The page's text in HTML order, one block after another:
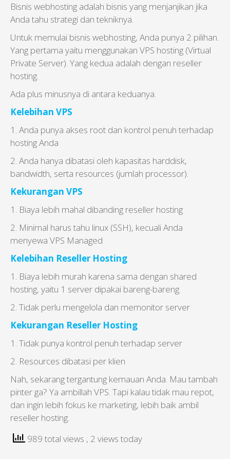
Bisnis webhosting adalah bisnis yang menjanjikan jika
Anda tahu strategi dan tekniknya.
Untuk memulai bisnis webhosting, Anda punya 2 pilihan.
Yang pertama yaitu menggunakan VPS hosting (Virtual
Private Server). Yang kedua adalah dengan reseller
hosting.
Ada plus minusnya di antara keduanya.
Kelebihan VPS
1. Anda punya akses root dan kontrol penuh terhadap
hosting Anda
2. Anda hanya dibatasi oleh kapasitas harddisk,
bandwidth, serta resources (jumlah processor).
Kekurangan VPS
1. Biaya lebih mahal dibanding reseller hosting
2. Minimal harus tahu linux (SSH), kecuali Anda
menyewa VPS Managed
Kelebihan Reseller Hosting
1. Biaya lebih murah karena sama dengan shared
hosting, yaitu 1 server dipakai bareng-bareng.
2. Tidak perlu mengelola dan memonitor server
Kekurangan Reseller Hosting
1. Tidak punya kontrol penuh terhadap server
2. Resources dibatasi per klien
Nah, sekarang tergantung kemauan Anda. Mau tambah
pinter ga? Ya ambillah VPS. Tapi kalau tidak mau repot,
dan ingin lebih fokus ke marketing, lebih baik ambil
reseller hosting.
989 total views , 2 views today